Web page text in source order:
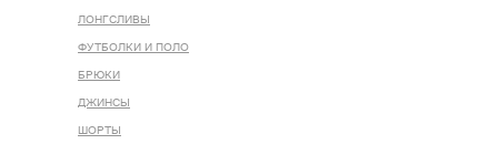
ЛОНГСЛИВЫ
ФУТБОЛКИ И ПОЛО
БРЮКИ
ДЖИНСЫ
ШОРТЫ